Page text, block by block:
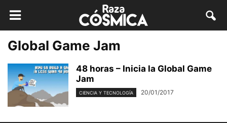
Global Game Jam
48 horas – Inicia la Global Game
Jam
CIENCIA Y TECNOLOGÍA 20/01/2017